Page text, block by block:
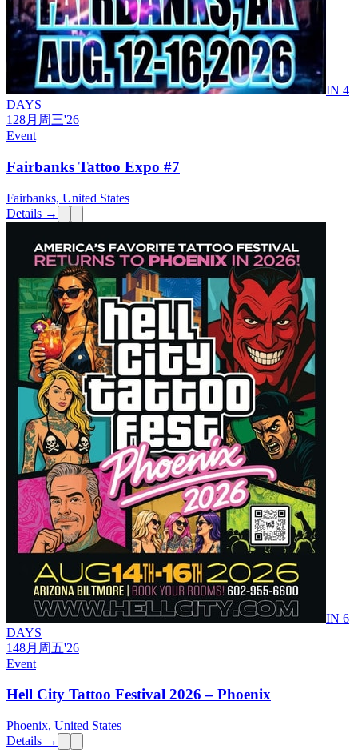
IN 4
DAYS
128月 周三'26
Event
Fairbanks Tattoo Expo #7
Fairbanks, United States
Details →
IN 6
DAYS
148月 周五'26
Event
Hell City Tattoo Festival 2026 – Phoenix
Phoenix, United States
Details →